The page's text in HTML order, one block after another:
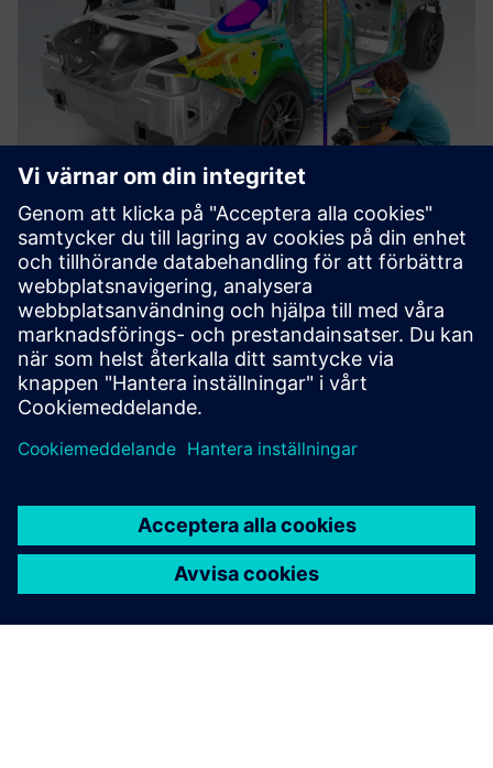
PolyWorks|Inspector™
PolyWorks Inspector: 3D analysis software utilizing
metrology and CMMs for dimension control, quality,
automation to cut costs and boost collaboration
Läs mer